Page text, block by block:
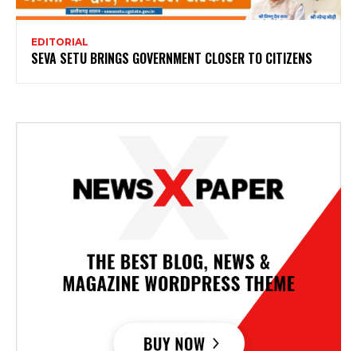
EDITORIAL
SEVA SETU BRINGS GOVERNMENT CLOSER TO CITIZENS